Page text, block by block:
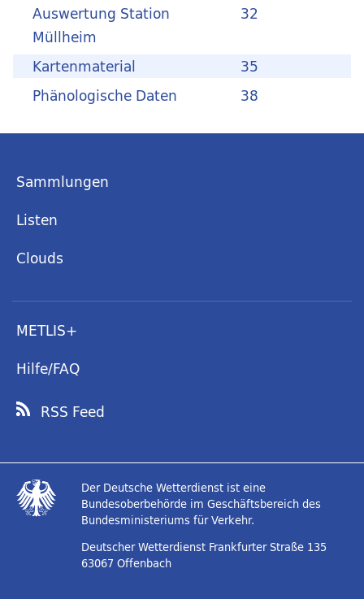
32
Auswertung Station
Müllheim
35
Kartenmaterial
38
Phänologische Daten
Sammlungen
Listen
Clouds
METLIS+
Hilfe/FAQ
RSS Feed
Der Deutsche Wetterdienst ist eine
Bundesoberbehörde im Geschäftsbereich des
Bundesministeriums für Verkehr.
Deutscher Wetterdienst Frankfurter Straße 135
63067 Offenbach